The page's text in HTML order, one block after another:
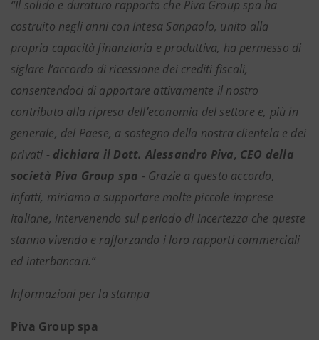
“Il solido e duraturo rapporto che Piva Group spa ha
costruito negli anni con Intesa Sanpaolo, unito alla
propria capacità finanziaria e produttiva, ha permesso di
siglare l’accordo di ricessione dei crediti fiscali,
consentendoci di apportare attivamente il nostro
contributo alla ripresa dell’economia del settore e, più in
generale, del Paese, a sostegno della nostra clientela e dei
privati - dichiara il Dott. Alessandro Piva, CEO della
società Piva Group spa - Grazie a questo accordo,
infatti, miriamo a supportare molte piccole imprese
italiane, intervenendo sul periodo di incertezza che queste
stanno vivendo e rafforzando i loro rapporti commerciali
ed interbancari.”
Informazioni per la stampa
Piva Group spa